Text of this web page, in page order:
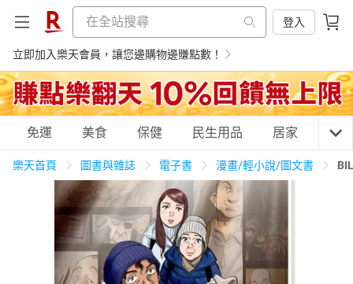
登入
立即加入樂天會員，讓您邊購物邊賺點數！
購物網分類
天天免運 美食蛋糕 養生保健
居家生活 3C家電 運動休閒
免運 美食 保健 民生用品 居家 3C
樂天首頁 圖書與雜誌 電子書 漫畫/輕小說/圖文書